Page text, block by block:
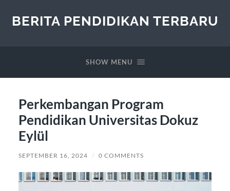
BERITA PENDIDIKAN TERBARU
SHOW MENU
Perkembangan Program
Pendidikan Universitas Dokuz
Eylül
SEPTEMBER 16, 2024 / 0 COMMENTS